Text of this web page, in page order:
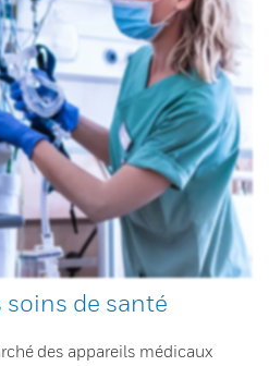
de santé
des appareils médicaux